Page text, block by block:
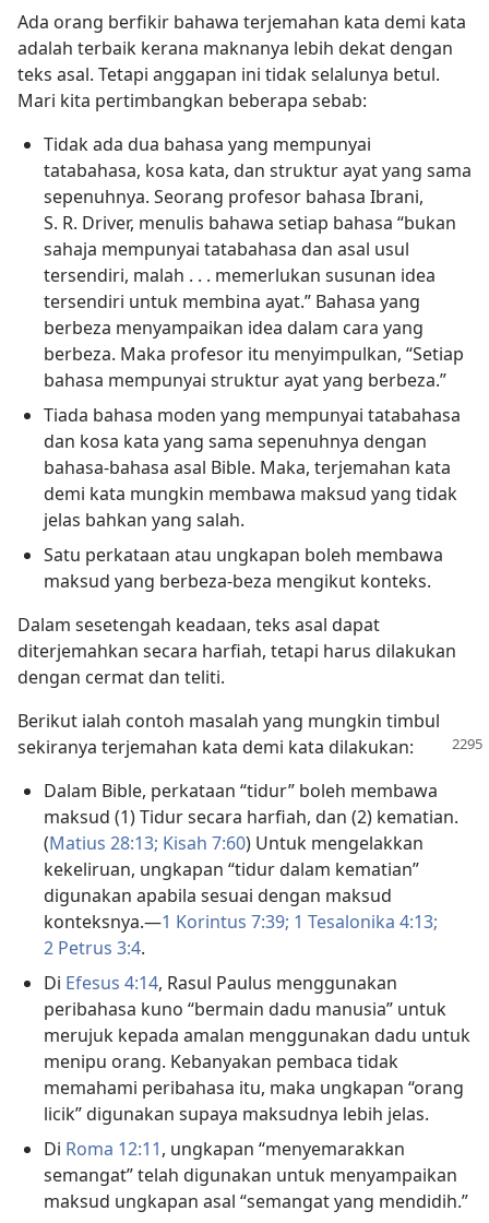
Ada orang berfikir bahawa terjemahan kata demi kata
adalah terbaik kerana maknanya lebih dekat dengan
teks asal. Tetapi anggapan ini tidak selalunya betul.
Mari kita pertimbangkan beberapa sebab:
Tidak ada dua bahasa yang mempunyai
tatabahasa, kosa kata, dan struktur ayat yang sama
sepenuhnya. Seorang profesor bahasa Ibrani,
S. R. Driver, menulis bahawa setiap bahasa “bukan
sahaja mempunyai tatabahasa dan asal usul
tersendiri, malah . . . memerlukan susunan idea
tersendiri untuk membina ayat.” Bahasa yang
berbeza menyampaikan idea dalam cara yang
berbeza. Maka profesor itu menyimpulkan, “Setiap
bahasa mempunyai struktur ayat yang berbeza.”
Tiada bahasa moden yang mempunyai tatabahasa
dan kosa kata yang sama sepenuhnya dengan
bahasa-bahasa asal Bible. Maka, terjemahan kata
demi kata mungkin membawa maksud yang tidak
jelas bahkan yang salah.
Satu perkataan atau ungkapan boleh membawa
maksud yang berbeza-beza mengikut konteks.
Dalam sesetengah keadaan, teks asal dapat
diterjemahkan secara harfiah, tetapi harus dilakukan
dengan cermat dan teliti.
Berikut ialah contoh masalah yang mungkin timbul
sekiranya terjemahan kata demi kata dilakukan:
Dalam Bible, perkataan “tidur” boleh membawa
maksud (1) Tidur secara harfiah, dan (2) kematian.
(Matius 28:13; Kisah 7:60) Untuk mengelakkan
kekeliruan, ungkapan “tidur dalam kematian”
digunakan apabila sesuai dengan maksud
konteksnya.—1 Korintus 7:39; 1 Tesalonika 4:13;
2 Petrus 3:4.
Di Efesus 4:14, Rasul Paulus menggunakan
peribahasa kuno “bermain dadu manusia” untuk
merujuk kepada amalan menggunakan dadu untuk
menipu orang. Kebanyakan pembaca tidak
memahami peribahasa itu, maka ungkapan “orang
licik” digunakan supaya maksudnya lebih jelas.
Di Roma 12:11, ungkapan “menyemarakkan
semangat” telah digunakan untuk menyampaikan
maksud ungkapan asal “semangat yang mendidih.”